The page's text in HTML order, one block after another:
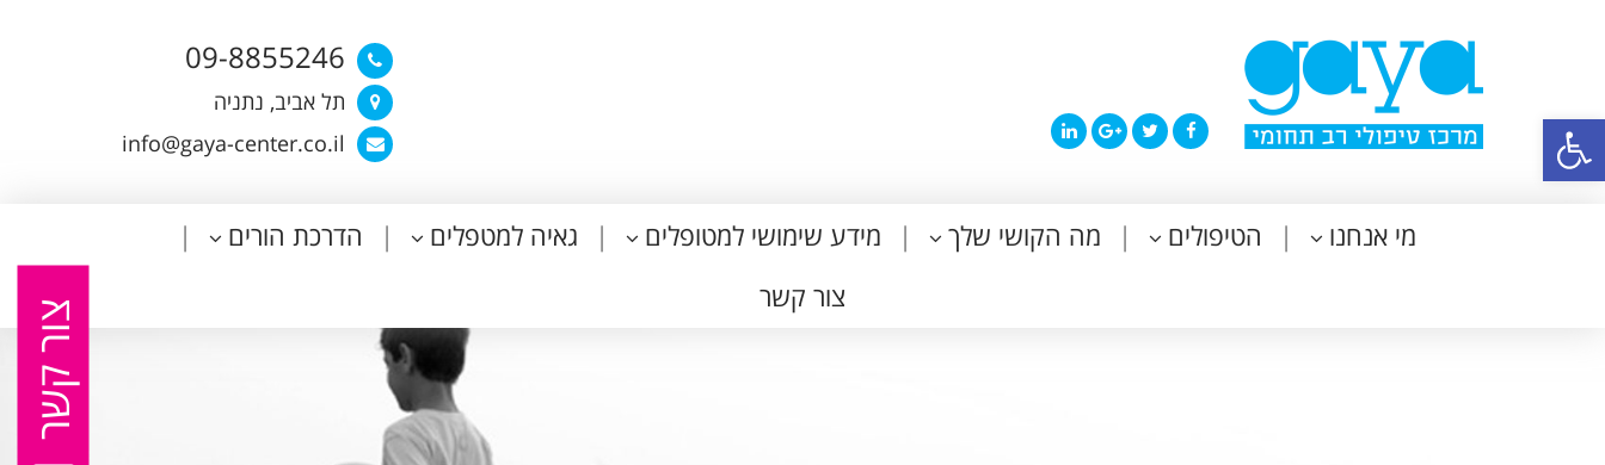
פתח סרגל נגישות
09-8855246
תל אביב, נתניה
info@gaya-center.co.il
מי אנחנו הטיפולים מה הקושי שלך מידע שימושי למטופלים גאיה למטפלים
הדרכת הורים
צור קשר
צור קשר